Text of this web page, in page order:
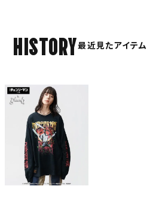
HISTORY最近見たアイテム